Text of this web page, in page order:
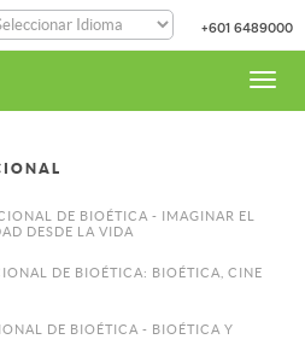
+601 6489000
DE BIOÉTICA - IMAGINAR EL
DESDE LA VIDA
DE BIOÉTICA: BIOÉTICA, CINE
DE BIOÉTICA - BIOÉTICA Y